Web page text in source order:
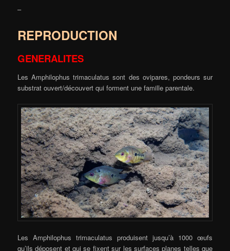
–
REPRODUCTION
GENERALITES
Les Amphilophus trimaculatus sont des ovipares, pondeurs sur
substrat ouvert/découvert qui forment une famille parentale.
Les Amphilophus trimaculatus produisent jusqu’à 1000 œufs
qu’ils déposent et qui se fixent sur les surfaces planes telles que